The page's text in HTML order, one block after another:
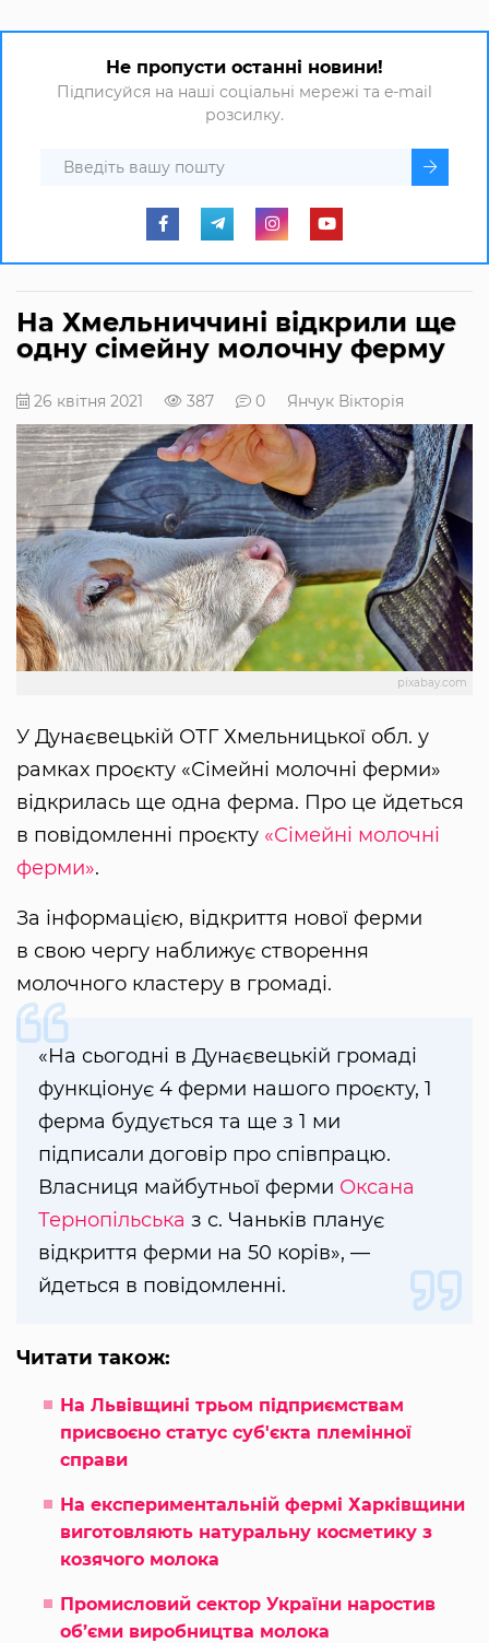
Не пропусти останні новини!
Підписуйся на наші соціальні мережі та e-mail
розсилку.
На Хмельниччині відкрили ще
одну сімейну молочну ферму
26 квітня 2021 387 0 Янчук Вікторія
pixabay.com
У Дунаєвецькій ОТГ Хмельницької обл. у
рамках проєкту «Сімейні молочні ферми»
відкрилась ще одна ферма. Про це йдеться
в повідомленні проєкту «Сімейні молочні
ферми».
За інформацією, відкриття нової ферми
в свою чергу наближує створення
молочного кластеру в громаді.
«На сьогодні в Дунаєвецькій громаді
функціонує 4 ферми нашого проєкту, 1
ферма будується та ще з 1 ми
підписали договір про співпрацю.
Власниця майбутньої ферми Оксана
Тернопільська з с. Чаньків планує
відкриття ферми на 50 корів», —
йдеться в повідомленні.
Читати також:
На Львівщині трьом підприємствам
присвоєно статус суб'єкта племінної
справи
На експериментальній фермі Харківщини
виготовляють натуральну косметику з
козячого молока
Промисловий сектор України наростив
об’єми виробництва молока